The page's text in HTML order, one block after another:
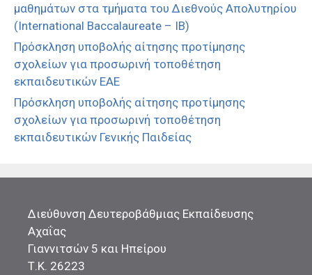
μαθημάτων στα τμήματα του Διεθνούς Απολυτηρίου
(International Baccalaureate – IB)
Πρόσκληση υποβολής αίτησης προτίμησης
σχολείων για προσωρινή τοποθέτηση
εκπαιδευτικών ΕΑΕ
Πρόσκληση υποβολής αίτησης προτίμησης
σχολείων για προσωρινή τοποθέτηση
εκπαιδευτικών Γενικής Παιδείας
Διεύθυνση Δευτεροβάθμιας Εκπαίδευσης
Αχαΐας
Γιαννιτσών 5 και Ηπείρου
Τ.Κ. 26223